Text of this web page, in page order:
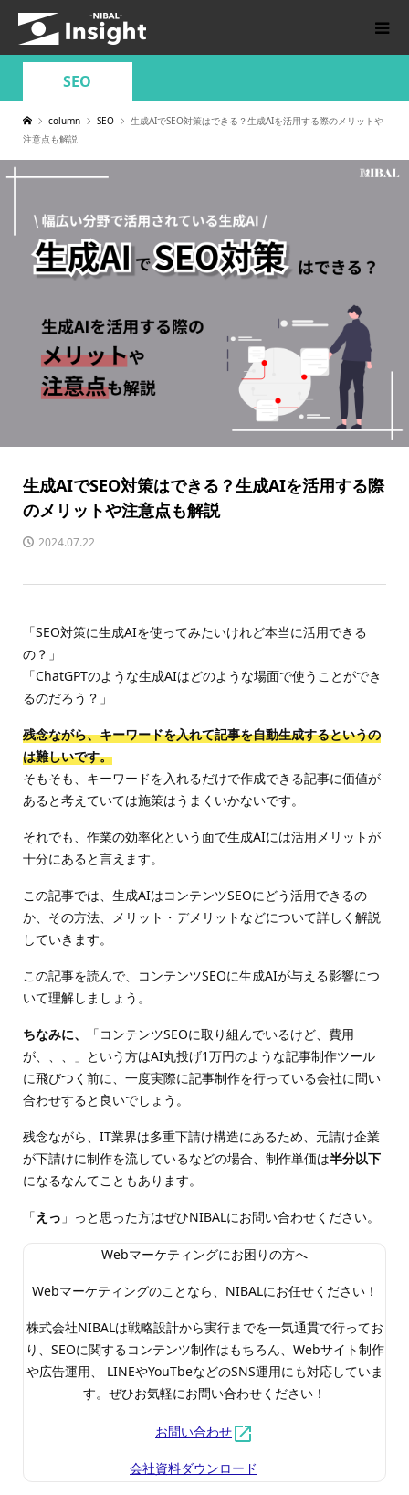
SEO
column SEO
生成AIでSEO対策はできる？生成AIを活用する際のメリットや
注意点も解説
生成AIでSEO対策はできる？生成AIを活用する際
のメリットや注意点も解説
2024.07.22
「SEO対策に生成AIを使ってみたいけれど本当に活用できる
の？」
「ChatGPTのような生成AIはどのような場面で使うことができ
るのだろう？」
残念ながら、キーワードを入れて記事を自動生成するというの
は難しいです。
そもそも、キーワードを入れるだけで作成できる記事に価値が
あると考えていては施策はうまくいかないです。
それでも、作業の効率化という面で生成AIには活用メリットが
十分にあると言えます。
この記事では、生成AIはコンテンツSEOにどう活用できるの
か、その方法、メリット・デメリットなどについて詳しく解説
していきます。
この記事を読んで、コンテンツSEOに生成AIが与える影響につ
いて理解しましょう。
ちなみに、
「コンテンツSEOに取り組んでいるけど、費用
が、、、」という方はAI丸投げ1万円のような記事制作ツール
に飛びつく前に、一度実際に記事制作を行っている会社に問い
合わせすると良いでしょう。
残念ながら、IT業界は多重下請け構造にあるため、元請け企業
が下請けに制作を流しているなどの場合、制作単価は半分以下
になるなんてこともあります。
「えっ 」っと思った方はぜひNIBALにお問い合わせください。
Webマーケティングにお困りの方へ
Webマーケティングのことなら、NIBALにお任せください！
株式会社NIBALは戦略設計から実行までを一気通貫で行ってお
り、SEOに関するコンテンツ制作はもちろん、Webサイト制作
や広告運用、 LINEやYouTbeなどのSNS運用にも対応していま
す。ぜひお気軽にお問い合わせください！
お問い合わせ
会社資料ダウンロード